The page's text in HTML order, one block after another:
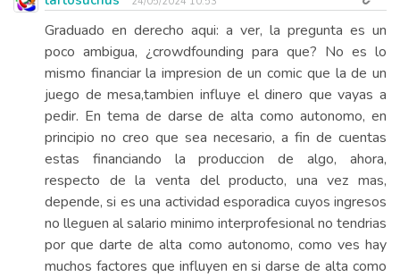
Graduado en derecho aqui: a ver, la pregunta es un
poco ambigua, ¿crowdfounding para que? No es lo
mismo financiar la impresion de un comic que la de un
juego de mesa,tambien influye el dinero que vayas a
pedir. En tema de darse de alta como autonomo, en
principio no creo que sea necesario, a fin de cuentas
estas financiando la produccion de algo, ahora,
respecto de la venta del producto, una vez mas,
depende, si es una actividad esporadica cuyos ingresos
no lleguen al salario minimo interprofesional no tendrias
por que darte de alta como autonomo, como ves hay
muchos factores que influyen en si darse de alta como